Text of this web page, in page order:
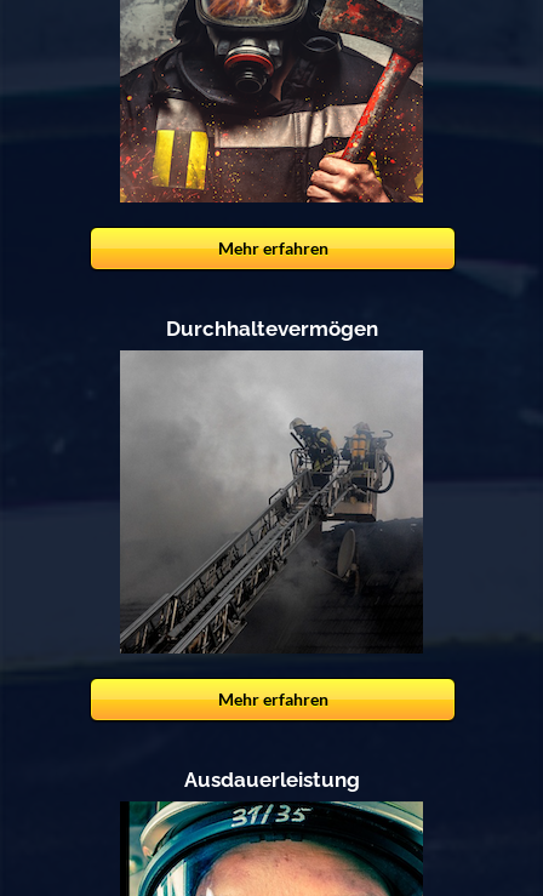
Mehr erfahren
Durchhaltevermögen
Mehr erfahren
Ausdauerleistung